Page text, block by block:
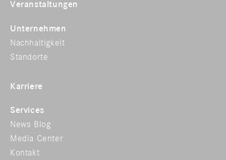
Veranstaltungen
Unternehmen
Nachhaltigkeit
Standorte
Karriere
Services
News Blog
Media Center
Kontakt